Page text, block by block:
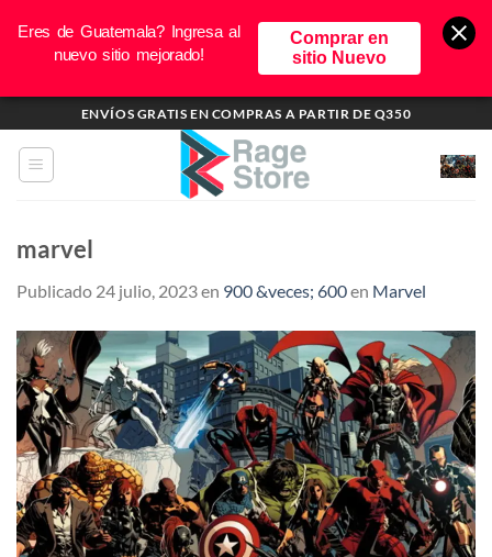
al
contenido
ENVÍOS GRATIS EN COMPRAS A PARTIR DE Q350
marvel
Publicado 24 julio, 2023en 900 &veces; 600en Marvel
Eres de Guatemala? Ingresa al
nuevo sitio mejorado!
Comprar en
sitio Nuevo